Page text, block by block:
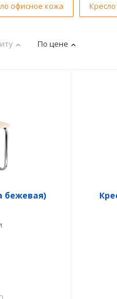
офисное кожа
По цене
бежевая)